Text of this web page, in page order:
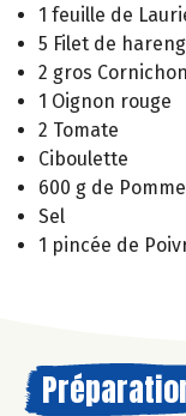
1 feuille de
5 Filet de hareng
2 gros Cornichon
1 Oignon rouge
2 Tomate
Ciboulette
600 g de
Sel
1 pincée de